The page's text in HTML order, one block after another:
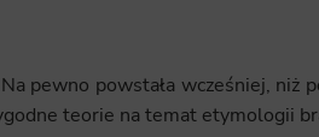
pewno powstała wcześniej, niż
teorie na temat etymologii